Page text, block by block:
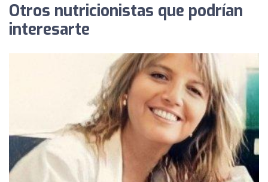
Otros nutricionistas que podrían
interesarte